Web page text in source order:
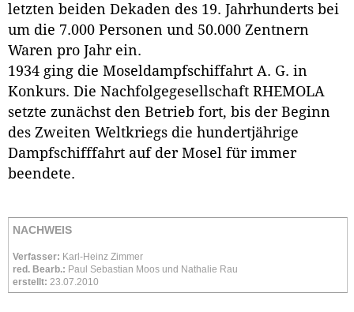
letzten beiden Dekaden des 19. Jahrhunderts bei
um die 7.000 Personen und 50.000 Zentnern
Waren pro Jahr ein.
1934 ging die Moseldampfschiffahrt A. G. in
Konkurs. Die Nachfolgegesellschaft RHEMOLA
setzte zunächst den Betrieb fort, bis der Beginn
des Zweiten Weltkriegs die hundertjährige
Dampfschifffahrt auf der Mosel für immer
beendete.
NACHWEIS
Verfasser: Karl-Heinz Zimmer
red. Bearb.: Paul Sebastian Moos und Nathalie Rau
erstellt: 23.07.2010